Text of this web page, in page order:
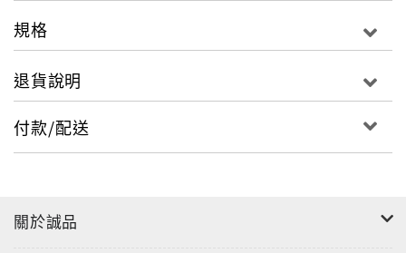
國數不盡的光輝。這是法蘭西人的驕傲，也是人類共同
當然，法國的氣質遠不只外在的旖旎光景，同樣引人思
索的還有它幾百年來一直宣導的自由與平等。熊培雲先
生在文章中談及法國的農民，他說在巴黎的香榭麗舍大
力也不勢力。」在這條大道上，法國總統能夠威風凜凜
規格
退貨說明
付款/配送
關於誠品